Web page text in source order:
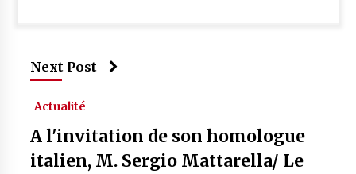
Next Post
Actualité
A l'invitation de son homologue
italien, M. Sergio Mattarella/ Le